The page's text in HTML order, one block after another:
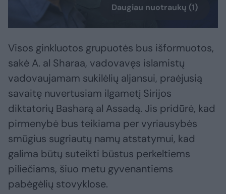
Daugiau nuotraukų (1)
Visos ginkluotos grupuotės bus išformuotos,
sakė A. al Sharaa, vadovavęs islamistų
vadovaujamam sukilėlių aljansui, praėjusią
savaitę nuvertusiam ilgametį Sirijos
diktatorių Basharą al Assadą. Jis pridūrė, kad
pirmenybė bus teikiama per vyriausybės
smūgius sugriautų namų atstatymui, kad
galima būtų suteikti būstus perkeltiems
piliečiams, šiuo metu gyvenantiems
pabėgėlių stovyklose.